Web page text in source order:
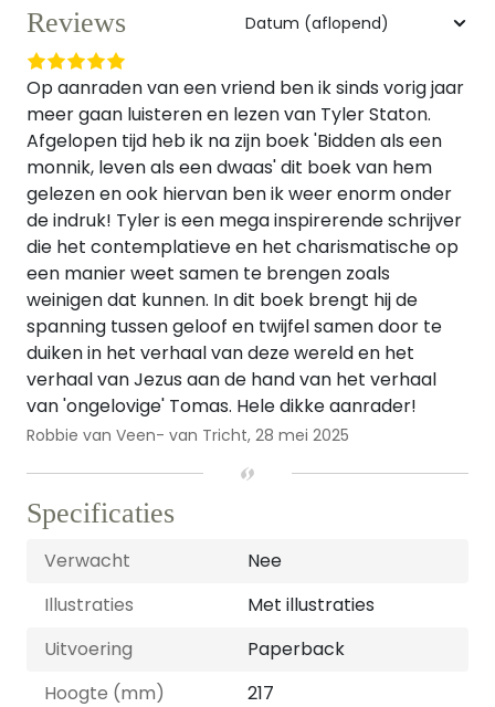
Reviews
Op aanraden van een vriend ben ik sinds vorig jaar
meer gaan luisteren en lezen van Tyler Staton.
Afgelopen tijd heb ik na zijn boek 'Bidden als een
monnik, leven als een dwaas' dit boek van hem
gelezen en ook hiervan ben ik weer enorm onder
de indruk! Tyler is een mega inspirerende schrijver
die het contemplatieve en het charismatische op
een manier weet samen te brengen zoals
weinigen dat kunnen. In dit boek brengt hij de
spanning tussen geloof en twijfel samen door te
duiken in het verhaal van deze wereld en het
verhaal van Jezus aan de hand van het verhaal
van 'ongelovige' Tomas. Hele dikke aanrader!
Robbie van Veen- van Tricht, 28 mei 2025
Specificaties
Verwacht
Nee
Illustraties
Met illustraties
Uitvoering
Paperback
Hoogte (mm)
217